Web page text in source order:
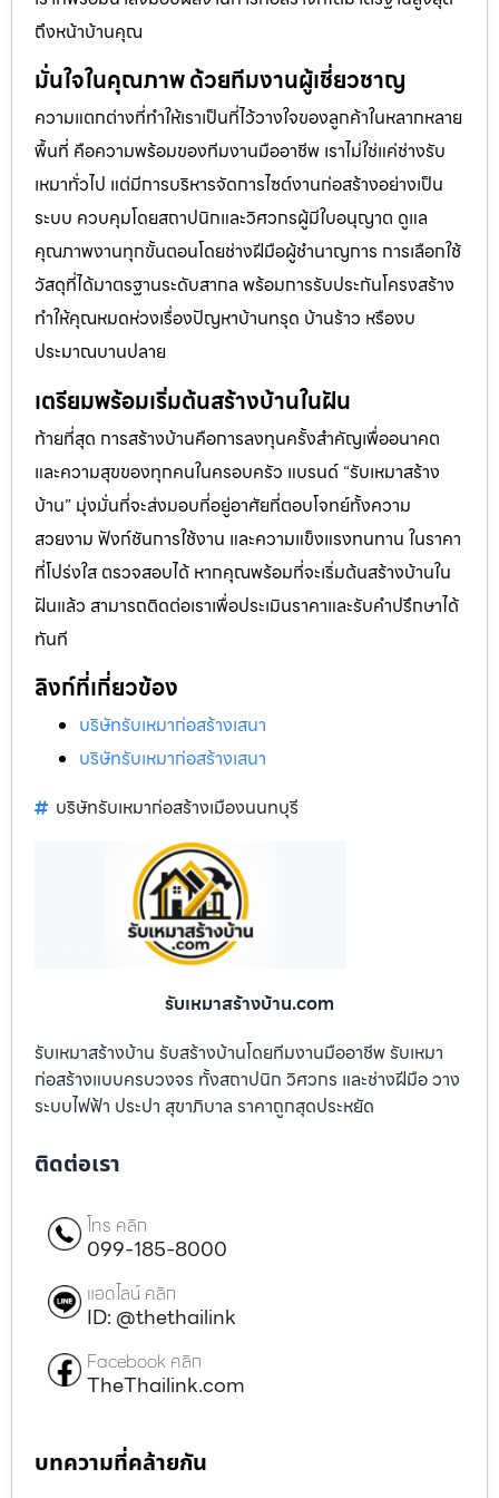
ถึงหน้าบ้านคุณ
มั่นใจในคุณภาพ ด้วยทีมงานผู้เชี่ยวชาญ
ความแตกต่างที่ทำให้เราเป็นที่ไว้วางใจของลูกค้าในหลากหลาย
พื้นที่ คือความพร้อมของทีมงานมืออาชีพ เราไม่ใช่แค่ช่างรับ
เหมาทั่วไป แต่มีการบริหารจัดการไซต์งานก่อสร้างอย่างเป็น
ระบบ ควบคุมโดยสถาปนิกและวิศวกรผู้มีใบอนุญาต ดูแล
คุณภาพงานทุกขั้นตอนโดยช่างฝีมือผู้ชำนาญการ การเลือกใช้
วัสดุที่ได้มาตรฐานระดับสากล พร้อมการรับประกันโครงสร้าง
ทำให้คุณหมดห่วงเรื่องปัญหาบ้านทรุด บ้านร้าว หรืองบ
ประมาณบานปลาย
เตรียมพร้อมเริ่มต้นสร้างบ้านในฝัน
ท้ายที่สุด การสร้างบ้านคือการลงทุนครั้งสำคัญเพื่ออนาคต
และความสุขของทุกคนในครอบครัว แบรนด์ “รับเหมาสร้าง
บ้าน” มุ่งมั่นที่จะส่งมอบที่อยู่อาศัยที่ตอบโจทย์ทั้งความ
สวยงาม ฟังก์ชันการใช้งาน และความแข็งแรงทนทาน ในราคา
ที่โปร่งใส ตรวจสอบได้ หากคุณพร้อมที่จะเริ่มต้นสร้างบ้านใน
ฝันแล้ว สามารถติดต่อเราเพื่อประเมินราคาและรับคำปรึกษาได้
ทันที
ลิงก์ที่เกี่ยวข้อง
บริษัทรับเหมาก่อสร้างเสนา
บริษัทรับเหมาก่อสร้างเสนา
บริษัทรับเหมาก่อสร้างเมืองนนทบุรี
รับเหมาสร้างบ้าน.com
รับเหมาสร้างบ้าน รับสร้างบ้านโดยทีมงานมืออาชีพ รับเหมา
ก่อสร้างแบบครบวงจร ทั้งสถาปนิก วิศวกร และช่างฝีมือ วาง
ระบบไฟฟ้า ประปา สุขาภิบาล ราคาถูกสุดประหยัด
ติดต่อเรา
โทร คลิก
099-185-8000
แอดไลน์ คลิก
ID: @thethailink
Facebook คลิก
TheThailink.com
บทความที่คล้ายกัน